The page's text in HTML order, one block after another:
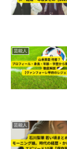
芸能人
芸能人